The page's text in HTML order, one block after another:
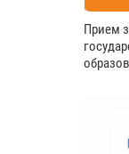
Прием